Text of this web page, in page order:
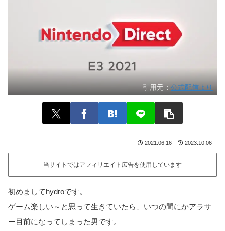
引用元： 公式配信より
2021.06.16 2023.10.06
当サイトではアフィリエイト広告を使用しています
初めましてhydroです。
ゲーム楽しい～と思って生きていたら、いつの間にかアラサ
ー目前になってしまった男です。